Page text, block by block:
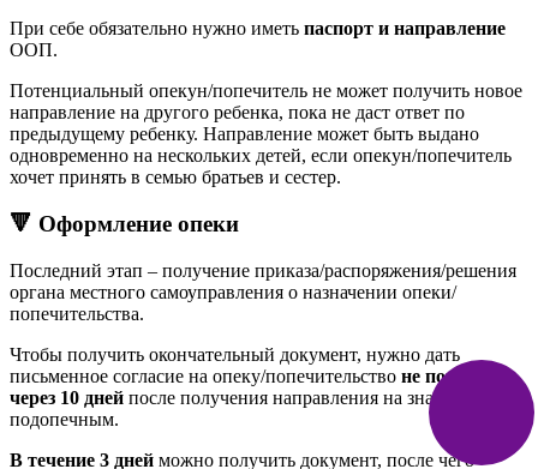
При себе обязательно нужно иметь паспорт и направление
ООП.
Потенциальный опекун/попечитель не может получить новое
направление на другого ребенка, пока не даст ответ по
предыдущему ребенку. Направление может быть выдано
одновременно на нескольких детей, если опекун/попечитель
хочет принять в семью братьев и сестер.
🔻 Оформление опеки
Последний этап – получение приказа/распоряжения/решения
органа местного самоуправления о назначении опеки/
попечительства.
Чтобы получить окончательный документ, нужно дать
письменное согласие на опеку/попечительство не позже чем
через 10 дней после получения направления на знакомство с
подопечным.
В течение 3 дней можно получить документ, после чего –